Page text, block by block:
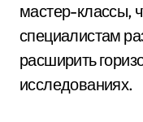
мастер-классы,
специалистам
расширить
исследованиях.